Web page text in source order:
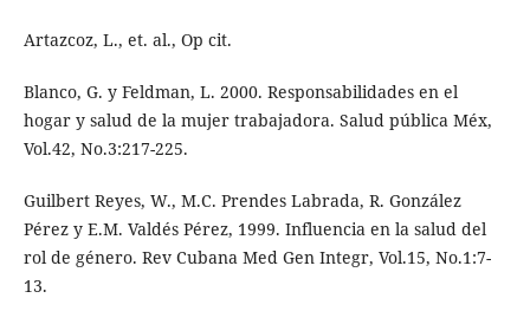
Artazcoz, L., et. al., Op cit.
Blanco, G. y Feldman, L. 2000. Responsabilidades en el
hogar y salud de la mujer trabajadora. Salud pública Méx,
Vol.42, No.3:217-225.
Guilbert Reyes, W., M.C. Prendes Labrada, R. González
Pérez y E.M. Valdés Pérez, 1999. Influencia en la salud del
rol de género. Rev Cubana Med Gen Integr, Vol.15, No.1:7-
13.